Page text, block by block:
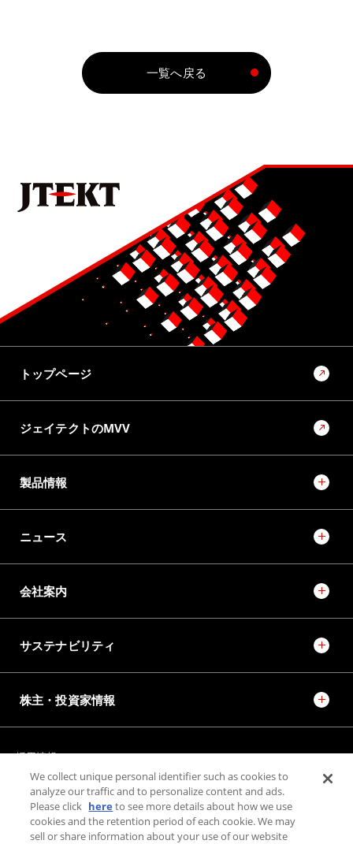
一覧へ戻る
トップページ
ジェイテクトのMVV
製品情報
ニュース
会社案内
サステナビリティ
株主・投資家情報
採用情報 JTEKT STORIES
JTEKT SPORTS
JTEKT ENGINEERING JOURNAL
施設紹介
お問い合わせ
We collect unique personal identifier such as cookies to
analyze our traffic and to personalize content and ads.
Please click here to see more details about how we use
cookies and the retention period of each cookie. We may
sell or share information about your use of our website